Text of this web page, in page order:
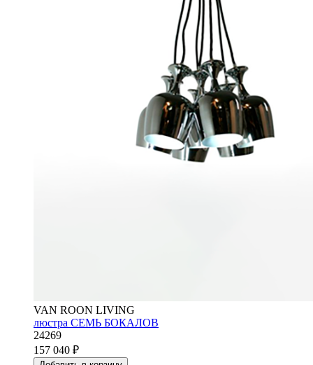
VAN ROON LIVING
люстра СЕМЬ БОКАЛОВ
24269
157 040 ₽